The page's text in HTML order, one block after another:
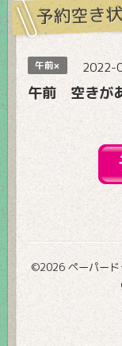
予約空き
午前× 2022-
午前 空きが
©2026 ペーパー